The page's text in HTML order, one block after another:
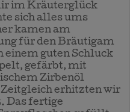
im Kräuterglück
sich alles ums
kamen am
für den Bräutigam
einem guten Schluck
gefärbt, mit
Zirbenöl
erhitzten wir
Das fertige